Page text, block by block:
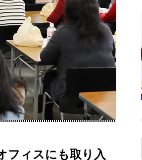
フィスにも取り入